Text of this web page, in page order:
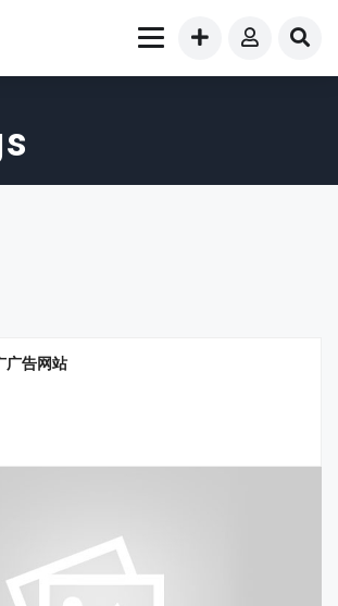
广告网站